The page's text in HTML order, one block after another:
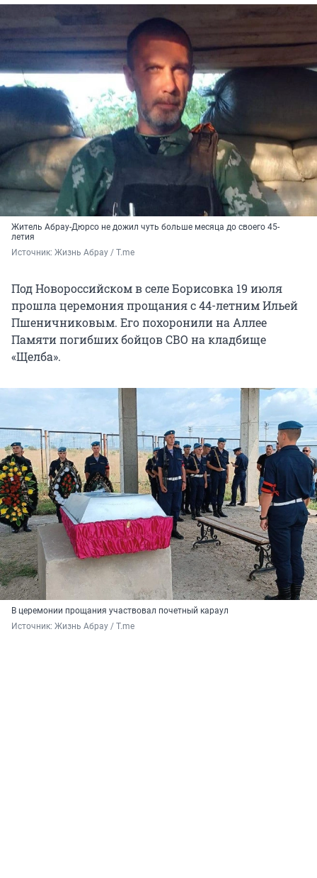
Житель Абрау-Дюрсо не дожил чуть больше месяца до своего 45-
летия
Источник: Жизнь Абрау / T.me
Под Новороссийском в селе Борисовка 19 июля
прошла церемония прощания с 44-летним Ильей
Пшеничниковым. Его похоронили на Аллее
Памяти погибших бойцов СВО на кладбище
«Щелба».
В церемонии прощания участвовал почетный караул
Источник: Жизнь Абрау / T.me